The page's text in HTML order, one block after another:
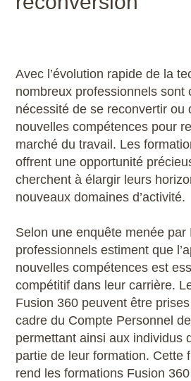
Avec l’évolution rapide de la
nombreux professionnels sont
nécessité de se reconvertir ou
nouvelles compétences pour
marché du travail. Les
offrent une opportunité
cherchent à élargir leurs
nouveaux domaines d’activité.
Selon une enquête menée
professionnels estiment que
nouvelles compétences est
compétitif dans leur carrière.
Fusion 360 peuvent être
cadre du Compte Personnel
permettant ainsi aux individus
partie de leur formation. Cette
rend les formations Fusion